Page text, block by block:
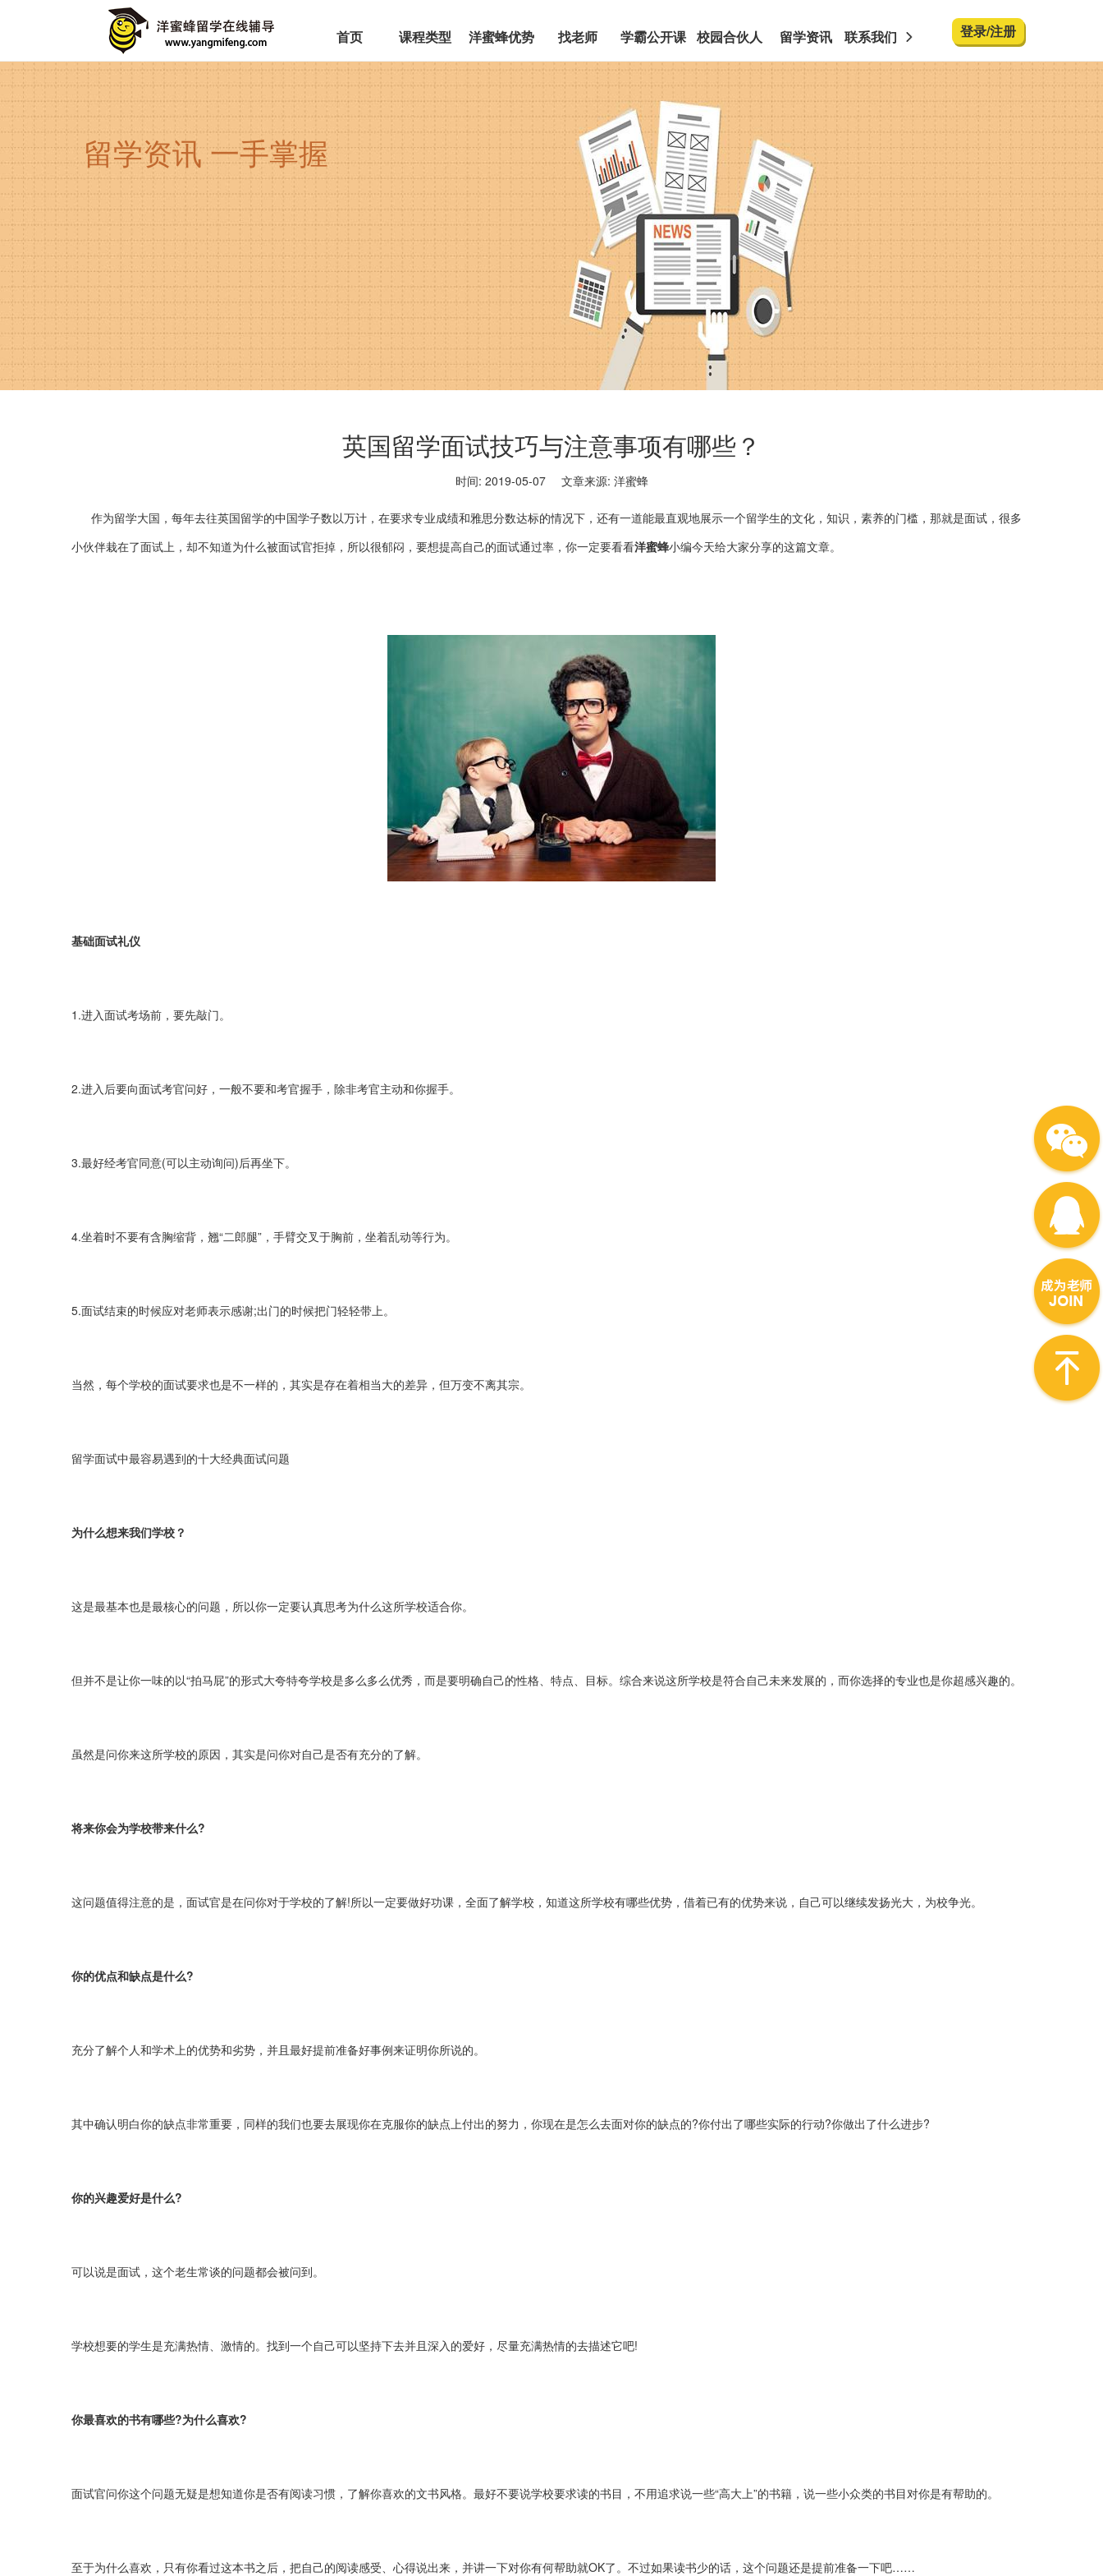
首页 课程类型 洋蜜蜂优势 找老师 学霸公开课 校园合伙人 留学资讯 联系我们 登录/注册
留学资讯 一手掌握
英国留学面试技巧与注意事项有哪些？
时间: 2019-05-07 文章来源: 洋蜜蜂
作为留学大国，每年去往英国留学的中国学子数以万计，在要求专业成绩和雅思分数达标的情况下，还有一道能最直观地展示一个留学生的文化，知识，素养的门槛，那就是面试，很多
小伙伴栽在了面试上，却不知道为什么被面试官拒掉，所以很郁闷，要想提高自己的面试通过率，你一定要看看洋蜜蜂小编今天给大家分享的这篇文章。
基础面试礼仪
1.进入面试考场前，要先敲门。
2.进入后要向面试考官问好，一般不要和考官握手，除非考官主动和你握手。
3.最好经考官同意(可以主动询问)后再坐下。
4.坐着时不要有含胸缩背，翘“二郎腿”，手臂交叉于胸前，坐着乱动等行为。
5.面试结束的时候应对老师表示感谢;出门的时候把门轻轻带上。
当然，每个学校的面试要求也是不一样的，其实是存在着相当大的差异，但万变不离其宗。
留学面试中最容易遇到的十大经典面试问题
为什么想来我们学校？
这是最基本也是最核心的问题，所以你一定要认真思考为什么这所学校适合你。
但并不是让你一味的以“拍马屁”的形式大夸特夸学校是多么多么优秀，而是要明确自己的性格、特点、目标。综合来说这所学校是符合自己未来发展的，而你选择的专业也是你超感兴趣的。
虽然是问你来这所学校的原因，其实是问你对自己是否有充分的了解。
将来你会为学校带来什么?
这问题值得注意的是，面试官是在问你对于学校的了解!所以一定要做好功课，全面了解学校，知道这所学校有哪些优势，借着已有的优势来说，自己可以继续发扬光大，为校争光。
你的优点和缺点是什么?
充分了解个人和学术上的优势和劣势，并且最好提前准备好事例来证明你所说的。
其中确认明白你的缺点非常重要，同样的我们也要去展现你在克服你的缺点上付出的努力，你现在是怎么去面对你的缺点的?你付出了哪些实际的行动?你做出了什么进步?
你的兴趣爱好是什么?
可以说是面试，这个老生常谈的问题都会被问到。
学校想要的学生是充满热情、激情的。找到一个自己可以坚持下去并且深入的爱好，尽量充满热情的去描述它吧!
你最喜欢的书有哪些?为什么喜欢?
面试官问你这个问题无疑是想知道你是否有阅读习惯，了解你喜欢的文书风格。最好不要说学校要求读的书目，不用追求说一些“高大上”的书籍，说一些小众类的书目对你是有帮助的。
至于为什么喜欢，只有你看过这本书之后，把自己的阅读感受、心得说出来，并讲一下对你有何帮助就OK了。不过如果读书少的话，这个问题还是提前准备一下吧……